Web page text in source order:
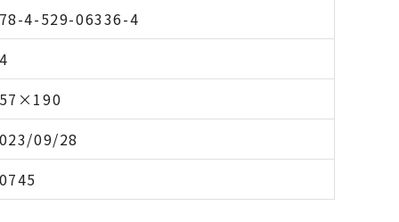
4-529-06336-4
09/28